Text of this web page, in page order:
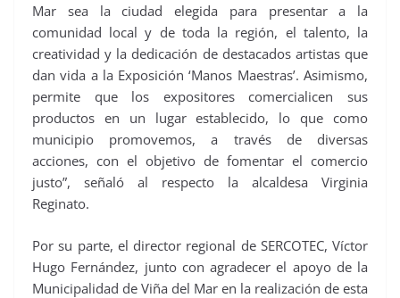
Mar sea la ciudad elegida para presentar a la
comunidad local y de toda la región, el talento, la
creatividad y la dedicación de destacados artistas que
dan vida a la Exposición ‘Manos Maestras’. Asimismo,
permite que los expositores comercialicen sus
productos en un lugar establecido, lo que como
municipio promovemos, a través de diversas
acciones, con el objetivo de fomentar el comercio
justo”, señaló al respecto la alcaldesa Virginia
Reginato.
Por su parte, el director regional de SERCOTEC, Víctor
Hugo Fernández, junto con agradecer el apoyo de la
Municipalidad de Viña del Mar en la realización de esta